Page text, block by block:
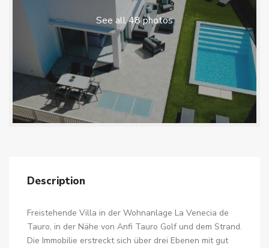
See all 48 photos
Description
Freistehende Villa in der Wohnanlage La Venecia de
Tauro, in der Nähe von Anfi Tauro Golf und dem Strand.
Die Immobilie erstreckt sich über drei Ebenen mit gut